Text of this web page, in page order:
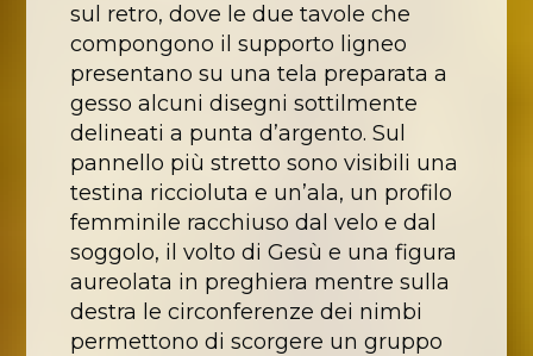
sul retro, dove le due tavole che
compongono il supporto ligneo
presentano su una tela preparata a
gesso alcuni disegni sottilmente
delineati a punta d’argento. Sul
pannello più stretto sono visibili una
testina riccioluta e un’ala, un profilo
femminile racchiuso dal velo e dal
soggolo, il volto di Gesù e una figura
aureolata in preghiera mentre sulla
destra le circonferenze dei nimbi
permettono di scorgere un gruppo